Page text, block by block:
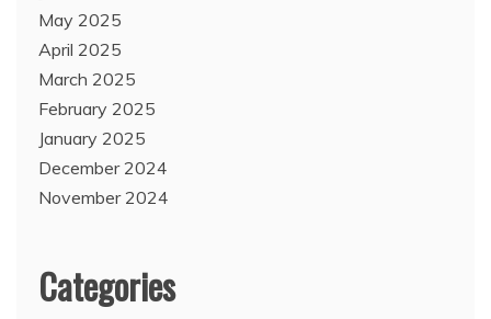
May 2025
April 2025
March 2025
February 2025
January 2025
December 2024
November 2024
Categories